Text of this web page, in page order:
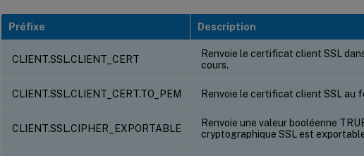
Préfixe Description
CLIENT.SSL.CLIENT_CERT
Renvoie le certificat client SSL
cours.
CLIENT.SSL.CLIENT_CERT.TO_PEM Renvoie le certificat client SSL au
CLIENT.SSL.CIPHER_EXPORTABLE
Renvoie une valeur booléenne
cryptographique SSL est